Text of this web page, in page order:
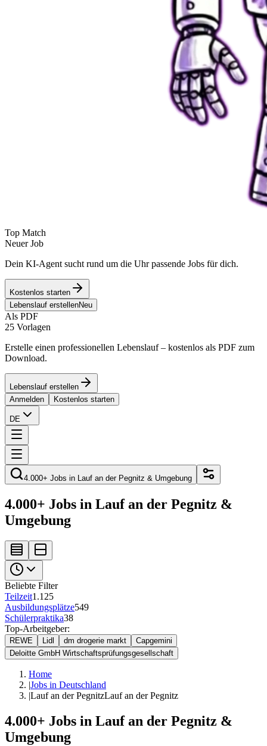
Top Match
Neuer Job
Dein KI-Agent sucht rund um die Uhr passende Jobs für dich.
Kostenlos starten
Lebenslauf erstellenNeu
Als PDF
25 Vorlagen
Erstelle einen professionellen Lebenslauf – kostenlos als PDF zum
Download.
Lebenslauf erstellen
Anmelden
Kostenlos starten
DE
4.000+ Jobs in Lauf an der Pegnitz & Umgebung
4.000+ Jobs in Lauf an der Pegnitz &
Umgebung
Beliebte Filter
Teilzeit1.125
Ausbildungsplätze549
Schülerpraktika38
Top-Arbeitgeber:
REWE Lidl dm drogerie markt
Capgemini
Deloitte GmbH Wirtschaftsprüfungsgesellschaft
Home
|Jobs in Deutschland
|Lauf an der PegnitzLauf an der Pegnitz
4.000+ Jobs in Lauf an der Pegnitz &
Umgebung